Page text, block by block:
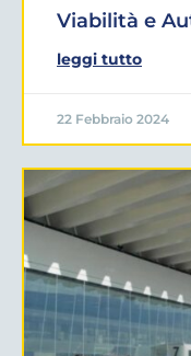
Viabilità e
leggi tutto
22 Febbraio 2024